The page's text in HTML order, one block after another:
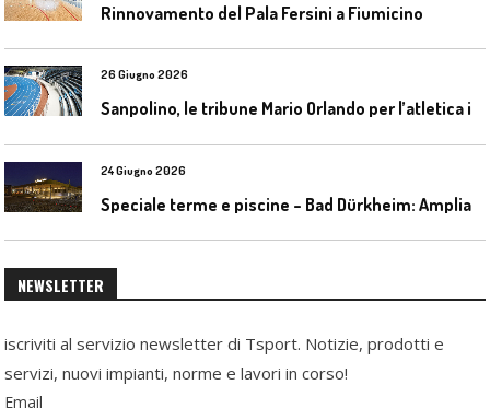
Rinnovamento del Pala Fersini a Fiumicino
26 Giugno 2026
24 Giugno 2026
NEWSLETTER
iscriviti al servizio newsletter di Tsport. Notizie, prodotti e
servizi, nuovi impianti, norme e lavori in corso!
Email